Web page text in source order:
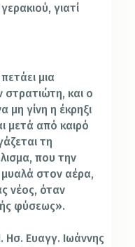
γιατί
μια
και ο
μη γίνη η έκρηξι
μετά από καιρό
τη
που την
μυαλά στον αέρα,
νέος, όταν
φύσεως».
Ησ. Ευαγγ. Ιωάννης